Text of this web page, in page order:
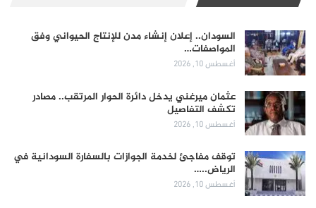
السودان.. إعلان إنشاء مدن للإنتاج الحيواني وفق
المواصفات…
أغسطس 10, 2026
عثمان ميرغني يدخل دائرة الحوار المرتقب.. مصادر
تكشف التفاصيل
أغسطس 10, 2026
توقف مفاجئ لخدمة الجوازات بالسفارة السودانية في
الرياض..…
أغسطس 10, 2026